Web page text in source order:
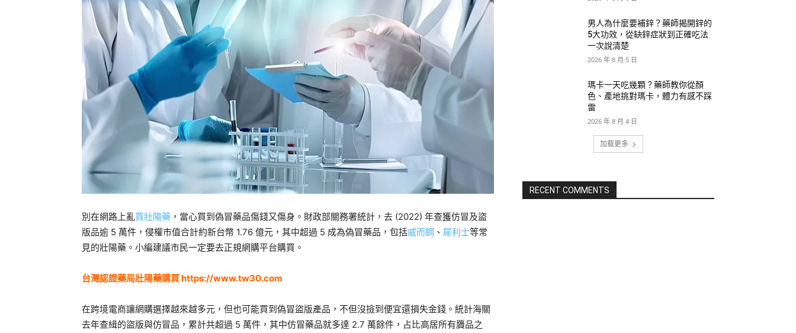
別在網路上亂買壯陽藥 ，當心買到偽冒藥品傷錢又傷身。財政部關務署統計，去 (2022) 年查獲仿冒及盜
版品逾 5 萬件，侵權市值合計約新台幣 1.76 億元，其中超過 5 成為偽冒藥品，包括威而鋼 、 犀利士等常
見的壯陽藥。小編建議市民一定要去正規網購平台購買。
台灣認證藥局壯陽藥購買 https://www.tw30.com
在跨境電商讓網購選擇越來越多元，但也可能買到偽冒盜版產品，不但沒撿到便宜還損失金錢。統計海關
去年查緝的盜版與仿冒品，累計共超過 5 萬件，其中仿冒藥品就多達 2.7 萬餘件，占比高居所有贗品之
男人為什麼要補鋅？藥師揭開鋅的
5大功效，從缺鋅症狀到正確吃法
一次說清楚
2026 年 8 月 5 日
瑪卡一天吃幾顆？藥師教你從顏
色、產地挑對瑪卡，體力有感不踩
雷
2026 年 8 月 4 日
加载更多
RECENT COMMENTS